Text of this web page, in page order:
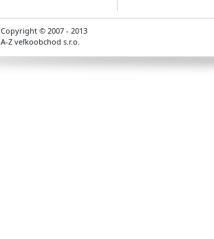
Copyright © 2007 - 2013
A-Z veľkoobchod s.r.o.